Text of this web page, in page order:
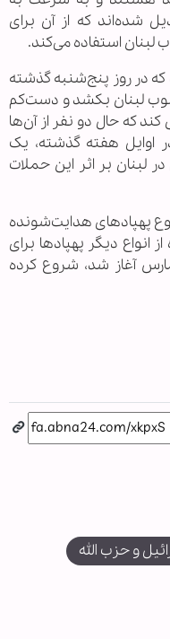
شده‌اند که از آن برای
لبنان استفاده می‌کند.
که در روز پنج‌شنبه گذشته
لبنان بکشد و دست‌کم
کند که حال دو نفر از آن‌ها
هفته گذشته، یک
لبنان بر اثر این حملات
نوع پهپادهای هدایت‌شونده
انواع دیگر پهپادها برای
بار در جنگ اخیر که از ۲ مارس آغاز شد، شروع کرده
و حزب الله